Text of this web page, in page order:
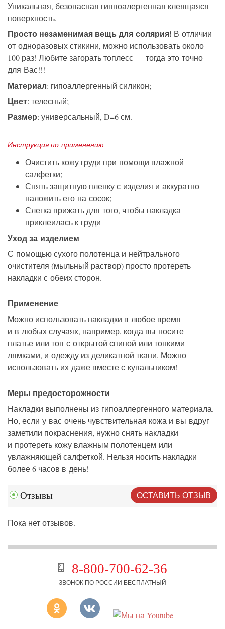
Уникальная, безопасная гиппоалергенная клеящаяся
поверхность.
Просто незаменимая вещь для солярия! В отличии
от одноразовых стикини, можно использовать около
100 раз! Любите загорать топлесс — тогда это точно
для Вас!!!
Материал: гипоаллергенный силикон;
Цвет: телесный;
Размер: универсальный, D=6 см.
Инструкция по применению
Очистить кожу груди при помощи влажной
салфетки;
Снять защитную пленку с изделия и аккуратно
наложить его на сосок;
Слегка прижать для того, чтобы накладка
приклеилась к груди
Уход за изделием
С помощью сухого полотенца и нейтрального
очистителя (мыльный раствор) просто протереть
накладки с обеих сторон.
Применение
Можно использовать накладки в любое время
и в любых случаях, например, когда вы носите
платье или топ с открытой спиной или тонкими
лямками, и одежду из деликатной ткани. Можно
использовать их даже вместе с купальником!
Меры предосторожности
Накладки выполнены из гипоаллергенного материала.
Но, если у вас очень чувствительная кожа и вы вдруг
заметили покраснения, нужно снять накладки
и протереть кожу влажным полотенцем или
увлажняющей салфеткой. Нельзя носить накладки
более 6 часов в день!
Отзывы ОСТАВИТЬ ОТЗЫВ
Пока нет отзывов.
8-800-700-62-36
ЗВОНОК ПО РОССИИ БЕСПЛАТНЫЙ